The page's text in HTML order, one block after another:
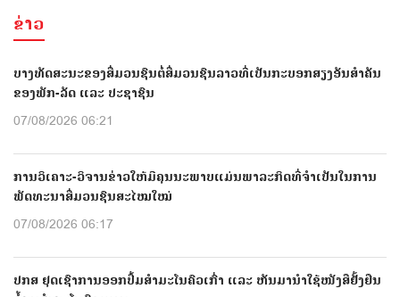
ຂ່າວ
ບາງທັດສະນະຂອງສື່ມວນຊົນຕໍ່ສື່ມວນຊົນລາວທີ່ເປັນກະບອກສຽງອັນສຳຄັນ
ຂອງພັກ-ລັດ ແລະ ປະຊາຊົນ
07/08/2026 06:21
ການວິເຄາະ-ວິຈານຂ່າວໃຫ້ມີຄຸນນະພາບແມ່ນພາລະກິດທີ່ຈຳເປັນໃນການ
ພັດທະນາສື່ມວນຊົນສະໄໝໃໝ່
07/08/2026 06:17
ປກສ ຢຸດເຊົາການອອກປື້ມສຳມະໂນຄົວເກົ່າ ແລະ ຫັນມານຳໃຊ້ໜັງສືຢັ້ງຢືນ